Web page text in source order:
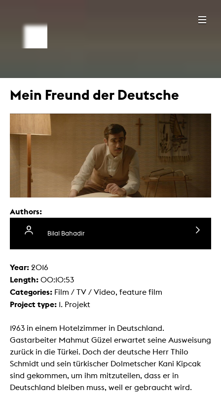
Mein Freund der Deutsche
Authors:
Bilal Bahadir
Year: 2016
Length: 00:10:53
Categories: Film / TV / Video, feature film
Project type: 1. Projekt
1963 in einem Hotelzimmer in Deutschland.
Gastarbeiter Mahmut Güzel erwartet seine Ausweisung
zurück in die Türkei. Doch der deutsche Herr Thilo
Schmidt und sein türkischer Dolmetscher Kani Kipcak
sind gekommen, um ihm mitzuteilen, dass er in
Deutschland bleiben muss, weil er gebraucht wird.